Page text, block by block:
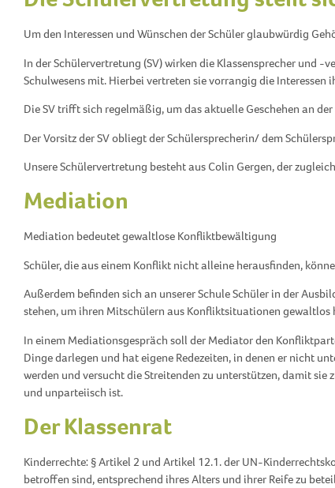
Um den Interessen und Wünschen der Schüler glaubwürdig
In der Schülervertretung (SV) wirken die Klassensprecher und -
Schulwesens mit. Hierbei vertreten sie vorrangig die
Die SV trifft sich regelmäßig, um das aktuelle Geschehen an
Der Vorsitz der SV obliegt der Schülersprecherin/ dem
Unsere Schülervertretung besteht aus Colin Gergen, der
Mediation
Mediation bedeutet gewaltlose Konfliktbewältigung
Schüler, die aus einem Konflikt nicht alleine herausfinden,
Außerdem befinden sich an unserer Schule Schüler in der
stehen, um ihren Mitschülern aus Konfliktsituationen gewaltlos
In einem Mediationsgespräch soll der Mediator den
Dinge darlegen und hat eigene Redezeiten, in denen er nicht
werden und versucht die Streitenden zu unterstützen, damit
und unparteiisch ist.
Der Klassenrat
Kinderrechte: § Artikel 2 und Artikel 12.1. der UN-
betroffen sind, entsprechend ihres Alters und ihrer Reife zu